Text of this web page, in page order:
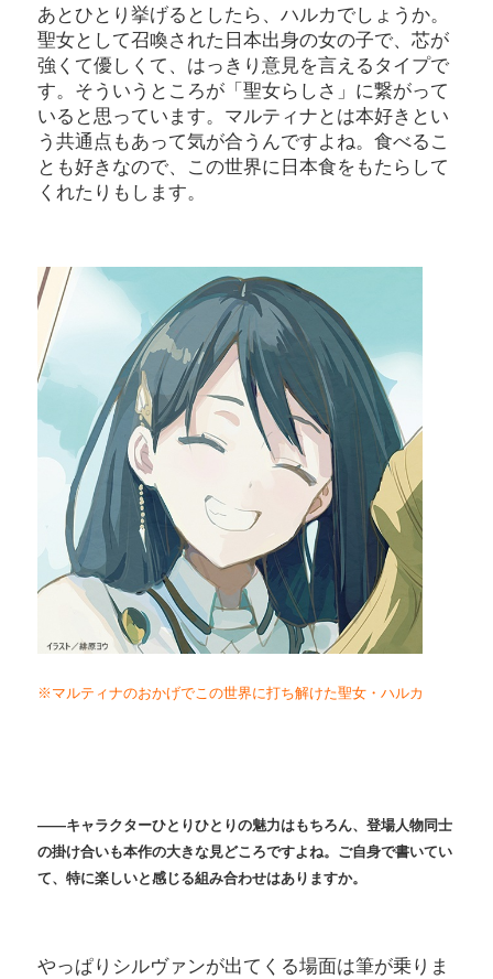
あとひとり挙げるとしたら、ハルカでしょうか。
聖女として召喚された日本出身の女の子で、芯が
強くて優しくて、はっきり意見を言えるタイプで
す。そういうところが「聖女らしさ」に繋がって
いると思っています。マルティナとは本好きとい
う共通点もあって気が合うんですよね。食べるこ
とも好きなので、この世界に日本食をもたらして
くれたりもします。
※マルティナのおかげでこの世界に打ち解けた聖女・ハルカ
――キャラクターひとりひとりの魅力はもちろん、登場人物同士
の掛け合いも本作の大きな見どころですよね。ご自身で書いてい
て、特に楽しいと感じる組み合わせはありますか。
やっぱりシルヴァンが出てくる場面は筆が乗りま